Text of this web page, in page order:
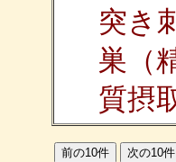
突き
巣（
質摂